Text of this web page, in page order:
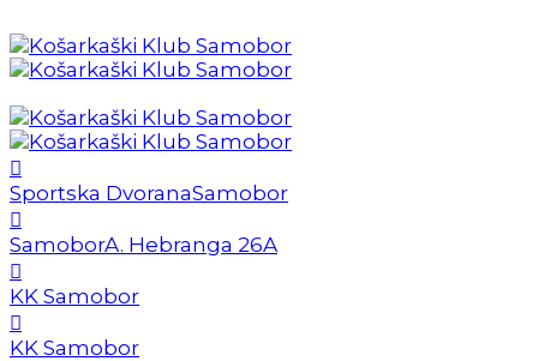
Sportska DvoranaSamobor
SamoborA. Hebranga 26A
KK Samobor
KK Samobor